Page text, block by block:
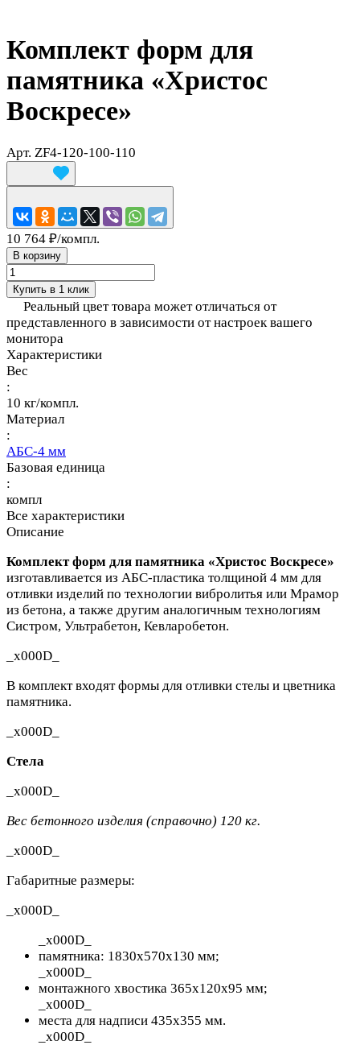
Комплект форм для
памятника «Христос
Воскресе»
Арт. ZF4-120-100-110
10 764 ₽/компл.
В корзину
Купить в 1 клик
Реальный цвет товара может отличаться от
представленного в зависимости от настроек вашего
монитора
Характеристики
Вес
:
10 кг/компл.
Материал
:
АБС-4 мм
Базовая единица
:
компл
Все характеристики
Описание
Комплект форм для памятника «Христос Воскресе»
изготавливается из АБС-пластика толщиной 4 мм для
отливки изделий по технологии вибролитья или Мрамор
из бетона, а также другим аналогичным технологиям
Систром, Ультрабетон, Кевларобетон.
_x000D_
В комплект входят формы для отливки стелы и цветника
памятника.
_x000D_
Стела
_x000D_
Вес бетонного изделия (справочно) 120 кг.
_x000D_
Габаритные размеры:
_x000D_
_x000D_
памятника: 1830x570x130 мм;
_x000D_
монтажного хвостика 365х120х95 мм;
_x000D_
места для надписи 435х355 мм.
_x000D_